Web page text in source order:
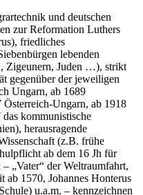
und deutschen
zur Reformation Luthers
friedliches
lebenden
Zigeunern, Juden …), strikt
gegenüber der jeweiligen
Ungarn, ab 1689
Österreich-Ungarn, ab 1918
kommunistische
herausragende
(z.B. frühe
ab dem 16 Jh für
„Vater“ der Weltraumfahrt,
ab 1570, Johannes Honterus
u.a.m. – kennzeichnen